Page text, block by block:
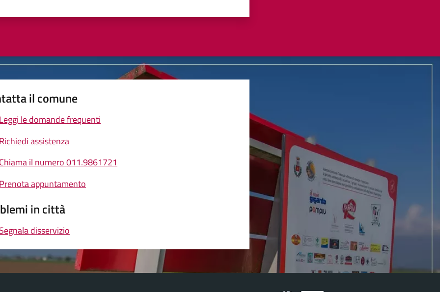
il comune
Leggi le domande frequenti
Richiedi assistenza
Chiama il numero 011.9861721
Prenota appuntamento
in città
Segnala disservizio